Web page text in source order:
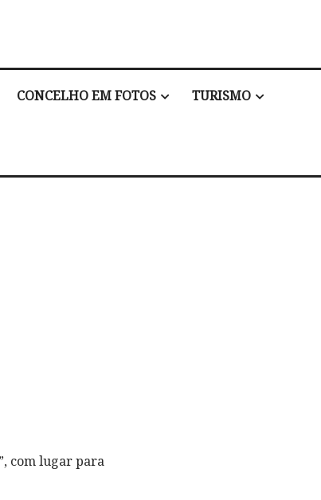
CONCELHO EM FOTOS TURISMO
com lugar para